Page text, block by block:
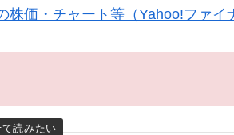
株価・チャート等（Yahoo!ファイ